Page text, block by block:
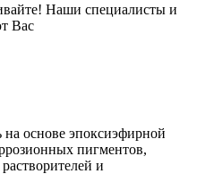
Наши специалисты и
Вас
основе эпоксиэфирной
пигментов,
и